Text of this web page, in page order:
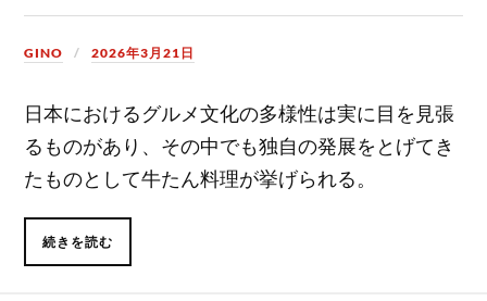
GINO 2026年3月21日
日本におけるグルメ文化の多様性は実に目を見張
るものがあり、その中でも独自の発展をとげてき
たものとして牛たん料理が挙げられる。
続きを読む